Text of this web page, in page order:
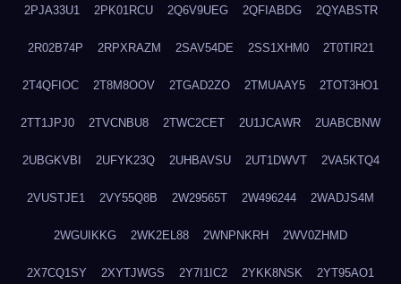
2PJA33U1 2PK01RCU 2Q6V9UEG 2QFIABDG 2QYABSTR
2R02B74P 2RPXRAZM 2SAV54DE 2SS1XHM0 2T0TIR21
2T4QFIOC 2T8M8OOV 2TGAD2ZO 2TMUAAY5 2TOT3HO1
2TT1JPJ0 2TVCNBU8 2TWC2CET 2U1JCAWR 2UABCBNW
2UBGKVBI 2UFYK23Q 2UHBAVSU 2UT1DWVT 2VA5KTQ4
2VUSTJE1 2VY55Q8B 2W29565T 2W496244 2WADJS4M
2WGUIKKG 2WK2EL88 2WNPNKRH 2WV0ZHMD
2X7CQ1SY 2XYTJWGS 2Y7I1IC2 2YKK8NSK 2YT95AO1